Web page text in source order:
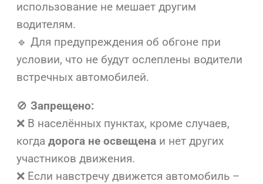
использование не мешает другим
водителям.
🔹 Для предупреждения об обгоне при
условии, что не будут ослеплены водители
встречных автомобилей.
🚫 Запрещено:
❌ В населённых пунктах, кроме случаев,
когда дорога не освещена и нет других
участников движения.
❌ Если навстречу движется автомобиль –